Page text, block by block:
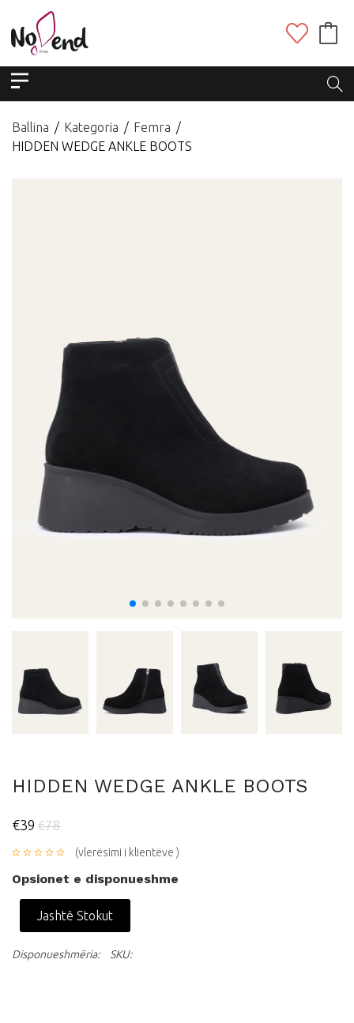
Ballina Kategoria
Femra
HIDDEN WEDGE ANKLE BOOTS
HIDDEN WEDGE ANKLE BOOTS
€39 €78
(vlerësimi i klientëve )
Opsionet e disponueshme
Jashtë Stokut
Disponueshmëria: SKU: